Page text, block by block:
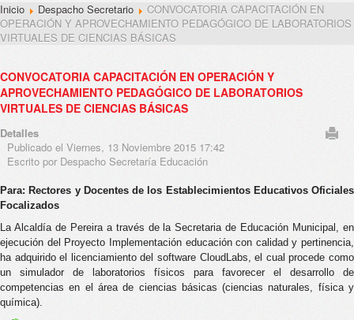
Inicio Despacho Secretario
CONVOCATORIA CAPACITACIÓN EN
OPERACIÓN Y APROVECHAMIENTO PEDAGÓGICO DE LABORATORIOS
VIRTUALES DE CIENCIAS BÁSICAS
CONVOCATORIA CAPACITACIÓN EN OPERACIÓN Y
APROVECHAMIENTO PEDAGÓGICO DE LABORATORIOS
VIRTUALES DE CIENCIAS BÁSICAS
Detalles
Publicado el Viernes, 13 Noviembre 2015 17:42
Escrito por Despacho Secretaría Educación
Para: Rectores y Docentes de los Establecimientos Educativos Oficiales
Focalizados
La Alcaldía de Pereira a través de la Secretaria de Educación Municipal, en
ejecución del Proyecto Implementación educación con calidad y pertinencia,
ha adquirido el licenciamiento del software CloudLabs, el cual procede como
un simulador de laboratorios físicos para favorecer el desarrollo de
competencias en el área de ciencias básicas (ciencias naturales, física y
química).